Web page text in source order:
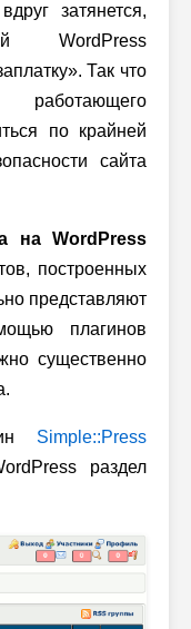
затянется,
WordPress
Так что
по крайней
сайта
на WordPress
построенных
представляют
плагинов
существенно
Simple::Press
раздел